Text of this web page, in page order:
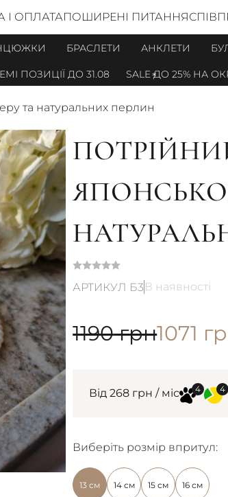
І ОПЛАТАПОШИРЕНІ ПИТАННЯ
БРАСЛЕТИ АНКЛЕТИ
ПОЗИЦІЇ ДО 31.08 SALE ДО 25% НА
та натуральних перлин
АРТИКУЛ Б3 В наявності
1190грн1071
Від 268 грн / міс
Виберіть розмір впритул:
13 см 14 см 15 см 16 см